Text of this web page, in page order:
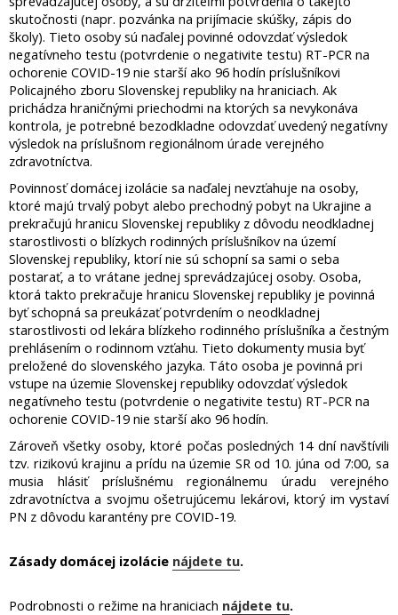
skutočnosti (napr. pozvánka na prijímacie skúšky, zápis do
školy). Tieto osoby sú naďalej povinné odovzdať výsledok
negatívneho testu (potvrdenie o negativite testu) RT-PCR na
ochorenie COVID-19 nie starší ako 96 hodín príslušníkovi
Policajného zboru Slovenskej republiky na hraniciach. Ak
prichádza hraničnými priechodmi na ktorých sa nevykonáva
kontrola, je potrebné bezodkladne odovzdať uvedený negatívny
výsledok na príslušnom regionálnom úrade verejného
zdravotníctva.
Povinnosť domácej izolácie sa naďalej nevzťahuje na osoby,
ktoré majú trvalý pobyt alebo prechodný pobyt na Ukrajine a
prekračujú hranicu Slovenskej republiky z dôvodu neodkladnej
starostlivosti o blízkych rodinných príslušníkov na území
Slovenskej republiky, ktorí nie sú schopní sa sami o seba
postarať, a to vrátane jednej sprevádzajúcej osoby. Osoba,
ktorá takto prekračuje hranicu Slovenskej republiky je povinná
byť schopná sa preukázať potvrdením o neodkladnej
starostlivosti od lekára blízkeho rodinného príslušníka a čestným
prehlásením o rodinnom vzťahu. Tieto dokumenty musia byť
preložené do slovenského jazyka. Táto osoba je povinná pri
vstupe na územie Slovenskej republiky odovzdať výsledok
negatívneho testu (potvrdenie o negativite testu) RT-PCR na
ochorenie COVID-19 nie starší ako 96 hodín.
Zároveň všetky osoby, ktoré počas posledných 14 dní navštívili
tzv. rizikovú krajinu a prídu na územie SR od 10. júna od 7:00, sa
musia hlásiť príslušnému regionálnemu úradu verejného
zdravotníctva a svojmu ošetrujúcemu lekárovi, ktorý im vystaví
PN z dôvodu karantény pre COVID-19.
Zásady domácej izolácie nájdete tu.
Podrobnosti o režime na hraniciach nájdete tu.